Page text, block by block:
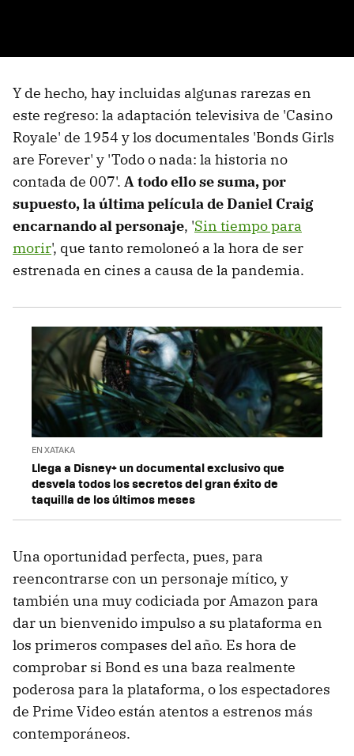
Y de hecho, hay incluidas algunas rarezas en
este regreso: la adaptación televisiva de 'Casino
Royale' de 1954 y los documentales 'Bonds Girls
are Forever' y 'Todo o nada: la historia no
contada de 007'. A todo ello se suma, por
supuesto, la última película de Daniel Craig
encarnando al personaje, 'Sin tiempo para
morir', que tanto remoloneó a la hora de ser
estrenada en cines a causa de la pandemia.
EN XATAKA
Llega a Disney+ un documental exclusivo que
desvela todos los secretos del gran éxito de
taquilla de los últimos meses
Una oportunidad perfecta, pues, para
reencontrarse con un personaje mítico, y
también una muy codiciada por Amazon para
dar un bienvenido impulso a su plataforma en
los primeros compases del año. Es hora de
comprobar si Bond es una baza realmente
poderosa para la plataforma, o los espectadores
de Prime Video están atentos a estrenos más
contemporáneos.